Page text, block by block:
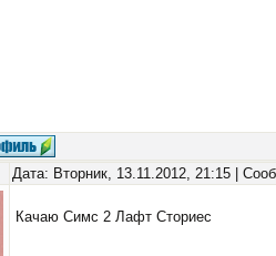
Дата: Вторник, 13.11.2012, 21:15 |
Качаю Симс 2 Лафт Сториес